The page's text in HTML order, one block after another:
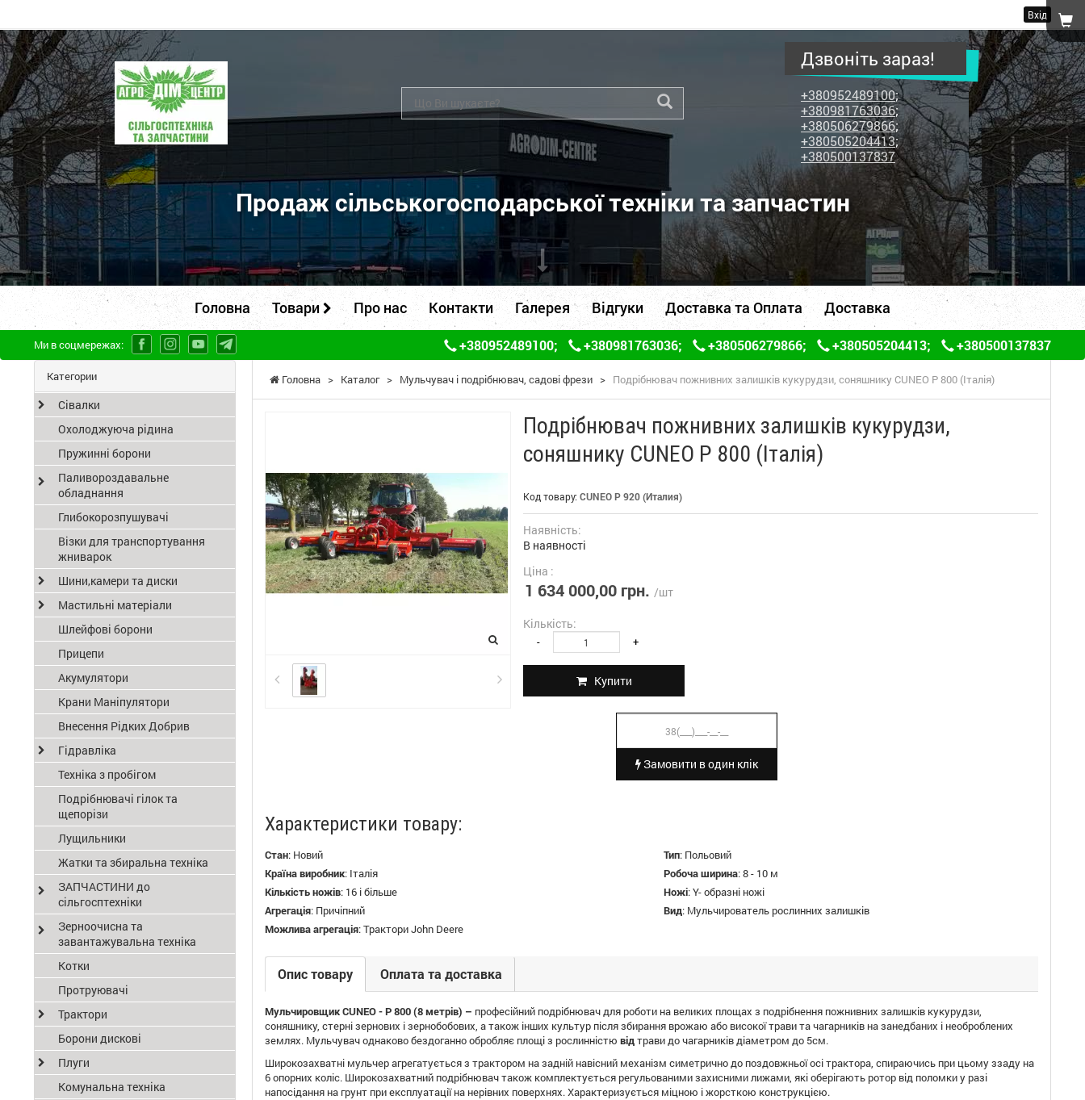
Вхід
ПП
"Агродім-
центр"
-
продаж
сільськогосподарської
техніки
та
запчастин
Дзвоніть зараз!
+380952489100;
+380981763036;
+380506279866;
+380505204413;
+380500137837
Продаж сільськогосподарської техніки та запчастин
Головна Товари Про нас Контакти Галерея Відгуки Доставка та Оплата Доставка
Ми в соцмережах: +380952489100; +380981763036; +380506279866; +380505204413; +380500137837
Головна > Каталог > Мульчувач і подрібнювач, садові фрези > Подрібнювач пожнивних залишків кукурудзи, соняшнику CUNEO P 800 (Італія)
Подрібнювач пожнивних залишків кукурудзи,
соняшнику CUNEO P 800 (Італія)
Код товару: CUNEO P 920 (Италия)
Наявність:
В наявності
Ціна :
1 634 000,00 грн. /шт
Кількість:
- +
Купити
Замовити в один клік
Характеристики товару:
Стан: Новий Тип: Польовий
Країна виробник: Італія Робоча ширина:8 - 10 м
Кількість ножів: 16 і більше Ножі:Y- образні ножі
Агрегація: Причіпний Вид: Мульчирователь рослинних залишків
Можлива агрегація:Трактори John Deere
Опис товару Оплата та доставка
Мульчировщик CUNEO - P 800 (8 метрів) – професійний подрібнювач для роботи на великих площах з подрібнення пожнивних залишків кукурудзи,
соняшнику, стерні зернових і зернобобових, а також інших культур після збирання врожаю або високої трави та чагарників на занедбаних і необроблених
землях. Мульчувач однаково бездоганно обробляє площі з рослинністю відтрави до чагарників діаметром до 5см.
Широкозахватні мульчер агрегатується з трактором на задній навісний механізм симетрично до поздовжньої осі трактора, спираючись при цьому ззаду на
6 опорних коліс. Широкозахватний подрібнювач також комплектується регульованими захисними лижами, які оберігають ротор від поломки у разі
напосідання на грунт при експлуатації на нерівних поверхнях. Характеризується міцною і жорсткою конструкцією.
Категории
Сівалки
Охолоджуюча рідина
Пружинні борони
Паливороздавальне
обладнання
Глибокорозпушувачі
Візки для транспортування
жниварок
Шини,камери та диски
Мастильні матеріали
Шлейфові борони
Прицепи
Акумулятори
Крани Маніпулятори
Внесення Рідких Добрив
Гідравліка
Техніка з пробігом
Подрібнювачі гілок та
щепорізи
Лущильники
Жатки та збиральна техніка
ЗАПЧАСТИНИ до
сільгосптехніки
Зерноочисна та
завантажувальна техніка
Котки
Протруювачі
Трактори
Борони дискові
Плуги
Комунальна техніка